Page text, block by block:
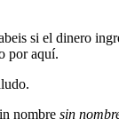
si el dinero
por aquí.
sin